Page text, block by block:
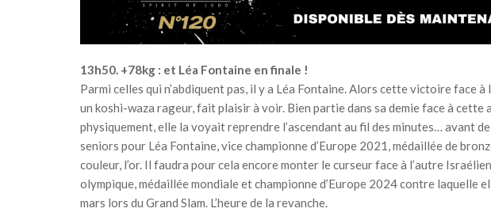
13h50. +78kg : et Léa Fontaine en finale !
Parmi celles qui n’abdiquent pas, il y a Léa Fontaine. Alors cette victoire face à
un koshi-waza rageur, fait plaisir à voir. Bien partie dans sa demie face à
physiquement, elle la voyait reprendre l’ascendant au fil des minutes… avant
seniors pour Léa Fontaine, vice championne d’Europe 2021, médaillée de
couleur, l’or. Il faudra pour cela encore monter le curseur face à l’autre
olympique, médaillée mondiale et championne d’Europe 2024 contre laquelle
mars lors du Grand Slam. L’heure de la revanche.